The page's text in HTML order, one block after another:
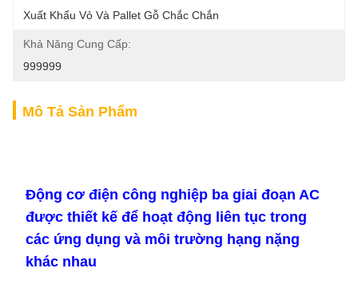
Xuất Khẩu Vỏ Và Pallet Gỗ Chắc Chắn
Khả Năng Cung Cấp:
999999
Mô Tả Sản Phẩm
Động cơ điện công nghiệp ba giai đoạn AC
được thiết kế để hoạt động liên tục trong
các ứng dụng và môi trường hạng nặng
khác nhau